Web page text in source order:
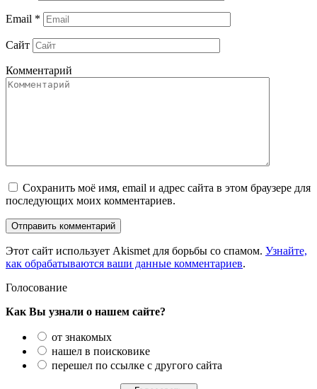
Email *
Сайт
Комментарий
Сохранить моё имя, email и адрес сайта в этом браузере для
последующих моих комментариев.
Этот сайт использует Akismet для борьбы со спамом. Узнайте,
как обрабатываются ваши данные комментариев.
Голосование
Как Вы узнали о нашем сайте?
от знакомых
нашел в поисковике
перешел по ссылке с другого сайта